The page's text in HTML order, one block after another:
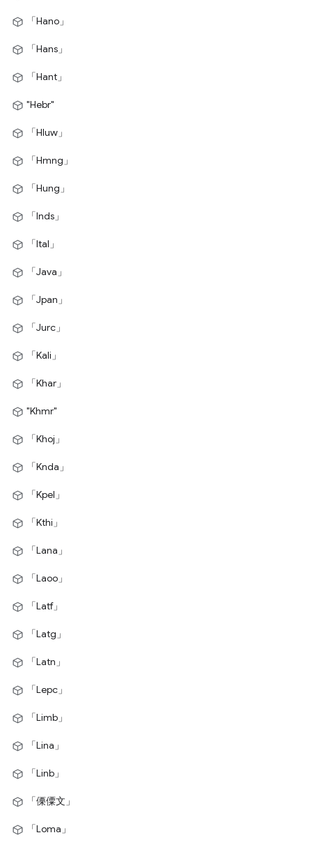
「Hano」
「Hans」
「Hant」
"Hebr"
「Hluw」
「Hmng」
「Hung」
「Inds」
「Ital」
「Java」
「Jpan」
「Jurc」
「Kali」
「Khar」
"Khmr"
「Khoj」
「Knda」
「Kpel」
「Kthi」
「Lana」
「Laoo」
「Latf」
「Latg」
「Latn」
「Lepc」
「Limb」
「Lina」
「Linb」
「傈僳文」
「Loma」